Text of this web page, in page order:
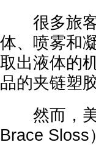
很多旅客
体、喷雾和
取出液体的
品的夹链塑
然而，美
Brace Sloss